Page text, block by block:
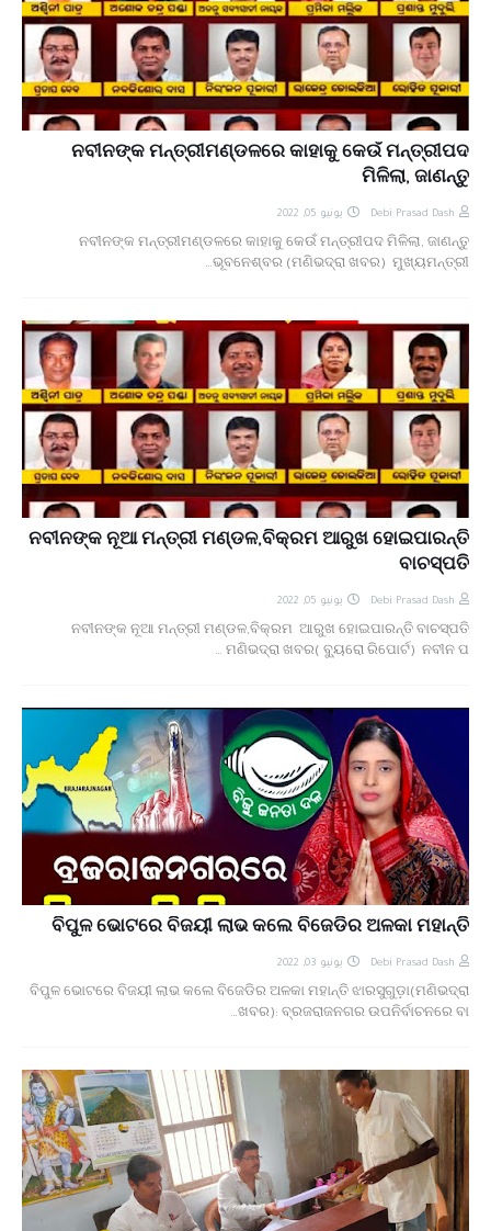
ନବୀନଙ୍କ ମନ୍ତ୍ରୀମଣ୍ଡଳରେ କାହାକୁ କେଉଁ ମନ୍ତ୍ରୀପଦ
ମିଳିଲା, ଜାଣନ୍ତୁ
Debi Prasad Dash يونيو 05, 2022
ନବୀନଙ୍କ ମନ୍ତ୍ରୀମଣ୍ଡଳରେ କାହାକୁ କେଉଁ ମନ୍ତ୍ରୀପଦ ମିଳିଲା, ଜାଣନ୍ତୁ
ଭୂବନେଶ୍ବର (ମଣିଭଦ୍ରା ଖବର) ମୁଖ୍ୟମନ୍ତ୍ରୀ…
ନବୀନଙ୍କ ନୂଆ ମନ୍ତ୍ରୀ ମଣ୍ଡଳ,ବିକ୍ରମ ଆରୁଖ ହୋଇପାରନ୍ତି
ବାଚସ୍ପତି
Debi Prasad Dash يونيو 05, 2022
ନବୀନଙ୍କ ନୂଆ ମନ୍ତ୍ରୀ ମଣ୍ଡଳ,ବିକ୍ରମ ଆରୁଖ ହୋଇପାରନ୍ତି ବାଚସ୍ପତି
ମଣିଭଦ୍ରା ଖବର( ବ୍ୟୁରୋ ରିପୋର୍ଟ) ନବୀନ ପ…
ବିପୁଳ ଭୋଟରେ ବିଜୟୀ ଲାଭ କଲେ ବିଜେଡିର ଅଳକା ମହାନ୍ତି
Debi Prasad Dash يونيو 03, 2022
ବିପୁଳ ଭୋଟରେ ବିଜୟୀ ଲାଭ କଲେ ବିଜେଡିର ଅଳକା ମହାନ୍ତି ଝାରସୁଗୁଡ଼ା(ମଣିଭଦ୍ରା
ଖବର): ବ୍ରଜରାଜନଗର ଉପନିର୍ବାଚନରେ ବା…